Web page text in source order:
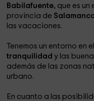
Babilafuente, que es un
provincia de
las vacaciones.
Tenemos un entorno en
tranquilidady las
además de las zonas
urbano.
En cuanto a las